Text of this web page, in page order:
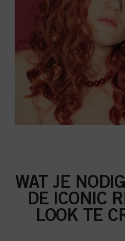
WAT JE
DE ICONIC
LOOK TE